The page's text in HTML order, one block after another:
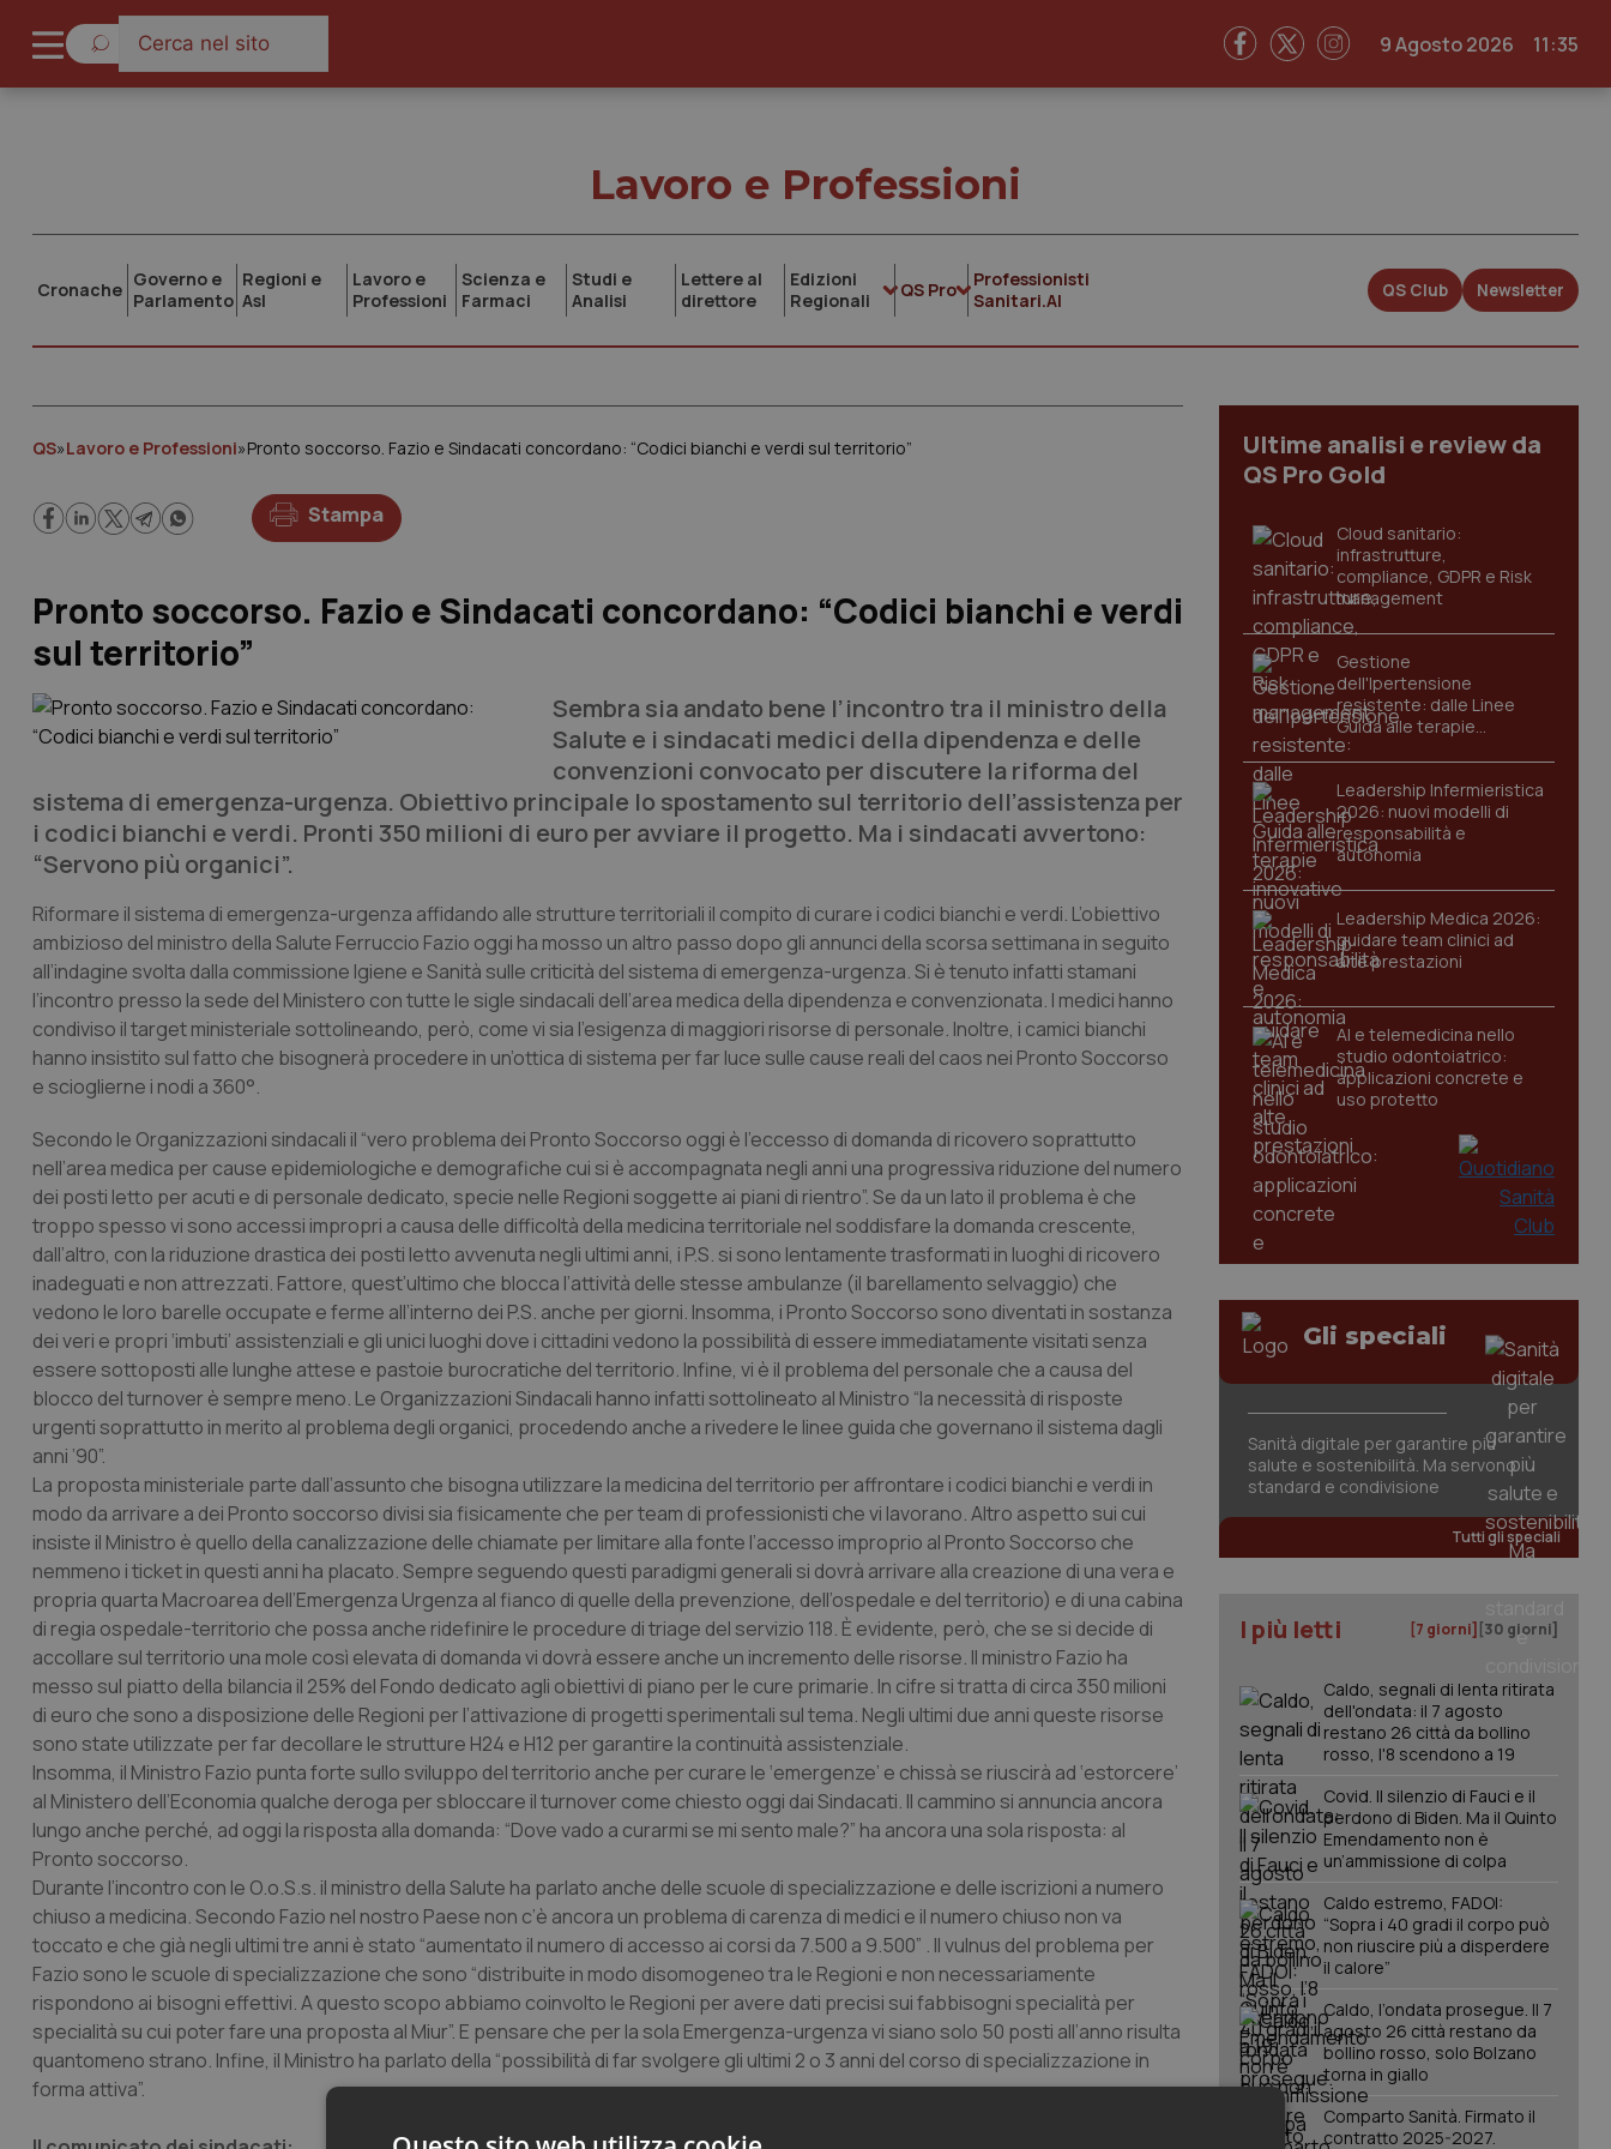
9 Agosto 2026 11:35
Lavoro e Professioni
Cronache Governo e
Parlamento
Regioni e
Asl
Lavoro e
Professioni
Scienza e
Farmaci
Studi e
Analisi
Lettere al
direttore
Edizioni
Regionali
QS Pro
Professionisti
Sanitari.AI
QS Club Newsletter
QS»Lavoro e Professioni»Pronto soccorso. Fazio e Sindacati concordano: “Codici bianchi e verdi sul territorio”
Stampa
Pronto soccorso. Fazio e Sindacati concordano: “Codici bianchi e verdi
sul territorio”
Sembra sia andato bene l’incontro tra il ministro della
Salute e i sindacati medici della dipendenza e delle
convenzioni convocato per discutere la riforma del
sistema di emergenza-urgenza. Obiettivo principale lo spostamento sul territorio dell’assistenza per
i codici bianchi e verdi. Pronti 350 milioni di euro per avviare il progetto. Ma i sindacati avvertono:
“Servono più organici”.
Riformare il sistema di emergenza-urgenza affidando alle strutture territoriali il compito di curare i codici bianchi e verdi. L’obiettivo
ambizioso del ministro della Salute Ferruccio Fazio oggi ha mosso un altro passo dopo gli annunci della scorsa settimana in seguito
all’indagine svolta dalla commissione Igiene e Sanità sulle criticità del sistema di emergenza-urgenza. Si è tenuto infatti stamani
l’incontro presso la sede del Ministero con tutte le sigle sindacali dell’area medica della dipendenza e convenzionata. I medici hanno
condiviso il target ministeriale sottolineando, però, come vi sia l’esigenza di maggiori risorse di personale. Inoltre, i camici bianchi
hanno insistito sul fatto che bisognerà procedere in un’ottica di sistema per far luce sulle cause reali del caos nei Pronto Soccorso
e scioglierne i nodi a 360°.
Secondo le Organizzazioni sindacali il “vero problema dei Pronto Soccorso oggi è l’eccesso di domanda di ricovero soprattutto
nell’area medica per cause epidemiologiche e demografiche cui si è accompagnata negli anni una progressiva riduzione del numero
dei posti letto per acuti e di personale dedicato, specie nelle Regioni soggette ai piani di rientro”. Se da un lato il problema è che
troppo spesso vi sono accessi impropri a causa delle difficoltà della medicina territoriale nel soddisfare la domanda crescente,
dall’altro, con la riduzione drastica dei posti letto avvenuta negli ultimi anni, i P.S. si sono lentamente trasformati in luoghi di ricovero
inadeguati e non attrezzati. Fattore, quest’ultimo che blocca l’attività delle stesse ambulanze (il barellamento selvaggio) che
vedono le loro barelle occupate e ferme all’interno dei P.S. anche per giorni. Insomma, i Pronto Soccorso sono diventati in sostanza
dei veri e propri ‘imbuti’ assistenziali e gli unici luoghi dove i cittadini vedono la possibilità di essere immediatamente visitati senza
essere sottoposti alle lunghe attese e pastoie burocratiche del territorio. Infine, vi è il problema del personale che a causa del
blocco del turnover è sempre meno. Le Organizzazioni Sindacali hanno infatti sottolineato al Ministro “la necessità di risposte
urgenti soprattutto in merito al problema degli organici, procedendo anche a rivedere le linee guida che governano il sistema dagli
anni ’90”.
La proposta ministeriale parte dall’assunto che bisogna utilizzare la medicina del territorio per affrontare i codici bianchi e verdi in
modo da arrivare a dei Pronto soccorso divisi sia fisicamente che per team di professionisti che vi lavorano. Altro aspetto sui cui
insiste il Ministro è quello della canalizzazione delle chiamate per limitare alla fonte l’accesso improprio al Pronto Soccorso che
nemmeno i ticket in questi anni ha placato. Sempre seguendo questi paradigmi generali si dovrà arrivare alla creazione di una vera e
propria quarta Macroarea dell’Emergenza Urgenza al fianco di quelle della prevenzione, dell’ospedale e del territorio) e di una cabina
di regia ospedale-territorio che possa anche ridefinire le procedure di triage del servizio 118. È evidente, però, che se si decide di
accollare sul territorio una mole così elevata di domanda vi dovrà essere anche un incremento delle risorse. Il ministro Fazio ha
messo sul piatto della bilancia il 25% del Fondo dedicato agli obiettivi di piano per le cure primarie. In cifre si tratta di circa 350 milioni
di euro che sono a disposizione delle Regioni per l’attivazione di progetti sperimentali sul tema. Negli ultimi due anni queste risorse
sono state utilizzate per far decollare le strutture H24 e H12 per garantire la continuità assistenziale.
Insomma, il Ministro Fazio punta forte sullo sviluppo del territorio anche per curare le ‘emergenze’ e chissà se riuscirà ad ‘estorcere’
al Ministero dell’Economia qualche deroga per sbloccare il turnover come chiesto oggi dai Sindacati. Il cammino si annuncia ancora
lungo anche perché, ad oggi la risposta alla domanda: “Dove vado a curarmi se mi sento male?” ha ancora una sola risposta: al
Pronto soccorso.
Durante l’incontro con le O.o.S.s. il ministro della Salute ha parlato anche delle scuole di specializzazione e delle iscrizioni a numero
chiuso a medicina. Secondo Fazio nel nostro Paese non c’è ancora un problema di carenza di medici e il numero chiuso non va
toccato e che già negli ultimi tre anni è stato “aumentato il numero di accesso ai corsi da 7.500 a 9.500” . Il vulnus del problema per
Fazio sono le scuole di specializzazione che sono “distribuite in modo disomogeneo tra le Regioni e non necessariamente
rispondono ai bisogni effettivi. A questo scopo abbiamo coinvolto le Regioni per avere dati precisi sui fabbisogni specialità per
specialità su cui poter fare una proposta al Miur”. E pensare che per la sola Emergenza-urgenza vi siano solo 50 posti all’anno risulta
quantomeno strano. Infine, il Ministro ha parlato della “possibilità di far svolgere gli ultimi 2 o 3 anni del corso di specializzazione in
forma attiva”.
Ultime analisi e review da
QS Pro Gold
Cloud sanitario:
infrastrutture,
compliance, GDPR e Risk
management
Gestione
dell'Ipertensione
resistente: dalle Linee
Guida alle terapie
innovative
Leadership Infermieristica
2026: nuovi modelli di
responsabilità e
autonomia
Leadership Medica 2026:
guidare team clinici ad
alte prestazioni
AI e telemedicina nello
studio odontoiatrico:
applicazioni concrete e
uso protetto
Gli speciali
Sanità digitale per garantire più
salute e sostenibilità. Ma servono
standard e condivisione
Tutti gli speciali
I più letti [7 giorni] [30 giorni]
Caldo, segnali di lenta ritirata
dell'ondata: il 7 agosto
restano 26 città da bollino
rosso, l'8 scendono a 19
Covid. Il silenzio di Fauci e il
perdono di Biden. Ma il Quinto
Emendamento non è
un’ammissione di colpa
Caldo estremo, FADOI:
“Sopra i 40 gradi il corpo può
non riuscire più a disperdere
il calore”
Caldo, l’ondata prosegue. Il 7
agosto 26 città restano da
bollino rosso, solo Bolzano
torna in giallo
Comparto Sanità. Firmato il
contratto 2025-2027.